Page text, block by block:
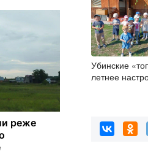
Убинские
летнее